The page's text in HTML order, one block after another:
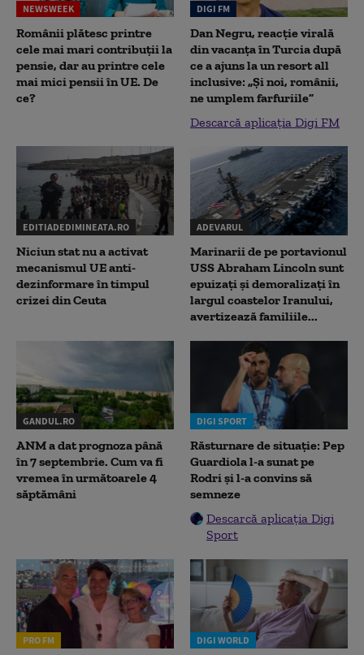
NEWSWEEK
Românii plătesc printre
cele mai mari contribuții la
pensie, dar au printre cele
mai mici pensii în UE. De
ce?
DIGI FM
Dan Negru, reacție virală
din vacanța în Turcia după
ce a ajuns la un resort all
inclusive: „Și noi, românii,
ne umplem farfuriile”
Descarcă aplicația Digi FM
EDITIADEDIMINEATA.RO
Niciun stat nu a activat
mecanismul UE anti-
dezinformare în timpul
crizei din Ceuta
ADEVARUL
Marinarii de pe portavionul
USS Abraham Lincoln sunt
epuizați și demoralizați în
largul coastelor Iranului,
avertizează familiile...
GANDUL.RO
ANM a dat prognoza până
în 7 septembrie. Cum va fi
vremea în următoarele 4
săptămâni
DIGI SPORT
Răsturnare de situație: Pep
Guardiola l-a sunat pe
Rodri și l-a convins să
semneze
Descarcă aplicația Digi
Sport
PRO FM DIGI WORLD